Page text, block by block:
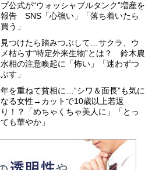
プ公式が“ウォッシャブルタンク”増産を
報告 SNS「心強い」「落ち着いたら
買う」
見つけたら踏みつぶして…サクラ、ウ
メ枯らす“特定外来生物”とは？ 鈴木農
水相の注意喚起に「怖い」「迷わずつ
ぶす」
年を重ねて貧相に…“シワ＆面長”も気に
なる女性→カットで10歳以上若返
り！？「めちゃくちゃ美人に」「とっ
ても華やか」